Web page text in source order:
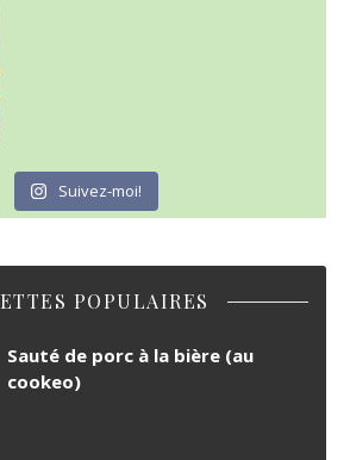
Suivez-moi!
POPULAIRES
Sauté de porc à la bière (au
cookeo)